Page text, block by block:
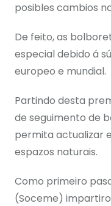
posibles cambios
De feito, as
especial debido á
europeo e mundial.
Partindo desta
de seguimento de
permita actualizar
espazos naturais.
Como primeiro
(Soceme)